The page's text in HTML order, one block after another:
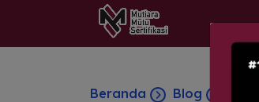
Beranda Blog 8